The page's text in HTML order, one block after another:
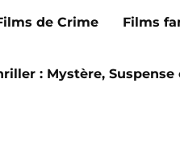
de Crime Films
: Mystère,